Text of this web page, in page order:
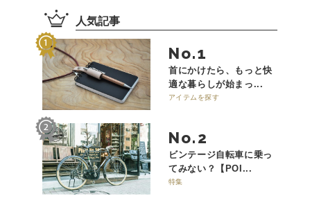
人気記事
No.
首にかけたら、もっと快
適な暮らしが始まっ...
アイテムを探す
No.
ビンテージ自転車に乗っ
てみない？【POI...
特集